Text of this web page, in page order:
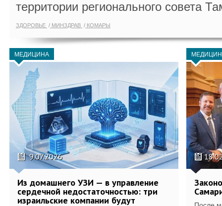
территории регионального совета
ЗДОРОВЬЕ МИНЗДРАВ КОМАРЫ
МЕДИЦИНА
9.07.2026
Из домашнего УЗИ — в управление
сердечной недостаточностью: три
израильские компании будут